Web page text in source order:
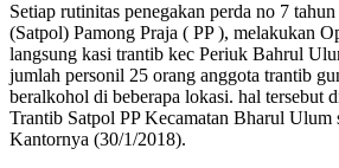
Setiap rutinitas penegakan perda no 7
(Satpol) Pamong Praja ( PP ), melakukan
langsung kasi trantib kec Periuk Bahrul
jumlah personil 25 orang anggota trantib
beralkohol di beberapa lokasi. hal tersebut
Trantib Satpol PP Kecamatan Bharul Ulum
Kantornya (30/1/2018).